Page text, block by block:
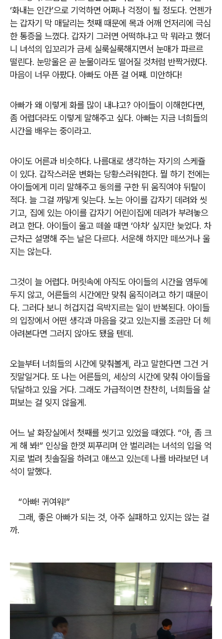
‘화내는 인간’으로 기억하면 어쩌나 걱정이 될 정도다. 언젠가
는 갑자기 막 매달리는 첫째 때문에 목과 어깨 언저리에 극심
한 통증을 느꼈다. 갑자기 그러면 어떡하냐고 막 뭐라고 했더
니 녀석의 입꼬리가 금세 실룩실룩해지면서 눈매가 파르르
떨린다. 눈망울은 곧 눈물이라도 떨어질 것처럼 반짝거렸다.
마음이 너무 아팠다. 아빠도 아픈 걸 어째. 미안하다!
아빠가 왜 이렇게 화를 많이 내냐고? 아이들이 이해한다면,
좀 어렵더라도 이렇게 말해주고 싶다. 아빠는 지금 너희들의
시간을 배우는 중이라고.
아이도 어른과 비슷하다. 나름대로 생각하는 자기의 스케쥴
이 있다. 갑작스러운 변화는 당황스러워한다. 뭘 하기 전에는
아이들에게 미리 말해주고 동의를 구한 뒤 움직여야 뒤탈이
적다. 늘 그걸 까맣게 잊는다. 노는 아이를 갑자기 데려와 씻
기고, 집에 있는 아이를 갑자기 어린이집에 데려가 부려놓으
려고 한다. 아이들이 울고 떼쓸 때면 ‘아차’ 싶지만 늦었다. 차
근차근 설명해 주는 날은 다르다. 서운해 하지만 떼쓰거나 울
지는 않는다.
그것이 늘 어렵다. 머릿속에 아직도 아이들의 시간을 염두에
두지 않고, 어른들의 시간에만 맞춰 움직이려고 하기 때문이
다. 그러다 보니 허겁지겁 윽박지르는 일이 반복된다. 아이들
의 입장에서 어떤 생각과 마음을 갖고 있는지를 조금만 더 헤
아려본다면 그러지 않아도 됐을 텐데.
오늘부터 너희들의 시간에 맞춰볼게, 라고 말한다면 그건 거
짓말일거다. 또 나는 어른들의, 세상의 시간에 맞춰 아이들을
닦달하고 있을 거다. 그래도 가급적이면 찬찬히, 너희들을 살
펴보는 걸 잊지 않을게.
어느 날 화장실에서 첫째를 씻기고 있었을 때였다. “아, 좀 크
게 해 봐!” 인상을 한껏 찌푸리며 안 벌리려는 녀석의 입을 억
지로 벌려 칫솔질을 하려고 애쓰고 있는데 나를 바라보던 녀
석이 말했다.
“아빠! 귀여워!”
그래, 좋은 아빠가 되는 것, 아주 실패하고 있지는 않는 걸
까.